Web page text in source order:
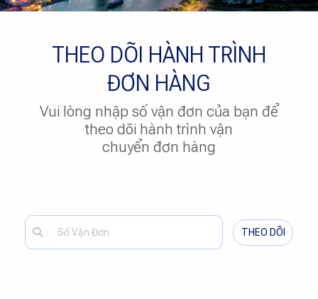
THEO DÕI HÀNH TRÌNH
ĐƠN HÀNG
Vui lòng nhập số vận đơn của bạn để
theo dõi hành trình vận
chuyển đơn hàng
THEO DÕI